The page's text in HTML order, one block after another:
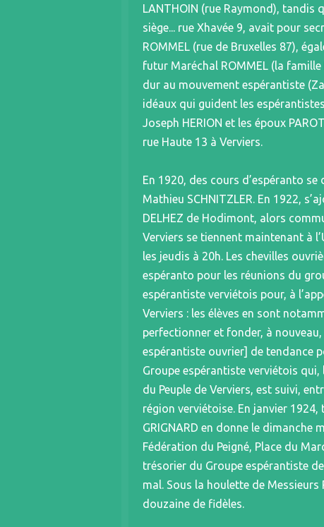
LANTHOIN (rue Raymond), tandis
siège... rue Xhavée 9, avait pour
ROMMEL (rue de Bruxelles 87),
futur Maréchal ROMMEL (la
dur au mouvement espérantiste
idéaux qui guident les
Joseph HERION et les époux
rue Haute 13 à Verviers.
En 1920, des cours d’espéranto se
Mathieu SCHNITZLER. En 1922,
DELHEZ de Hodimont, alors
Verviers se tiennent maintenant à
les jeudis à 20h. Les chevilles
espéranto pour les réunions du
espérantiste verviétois pour, à
Verviers : les élèves en sont
perfectionner et fonder, à
espérantiste ouvrier] de tendance
Groupe espérantiste verviétois qui,
du Peuple de Verviers, est suivi,
région verviétoise. En janvier
GRIGNARD en donne le dimanche
Fédération du Peigné, Place du
trésorier du Groupe espérantiste
mal. Sous la houlette de Messieurs
douzaine de fidèles.